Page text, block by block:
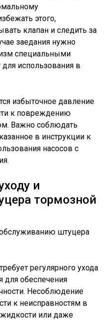
этого,
клапан и следить за
заедания нужно
специальными
использования в
избыточное давление
к повреждению
Важно соблюдать
в инструкции к
насосов с
и
тормозной
регулярного ухода
для обеспечения
Несоблюдение
к неисправностям в
или даже